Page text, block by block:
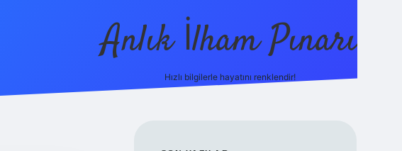
Anlık İlham Pınarı
Hızlı bilgilerle hayatını renklendir!